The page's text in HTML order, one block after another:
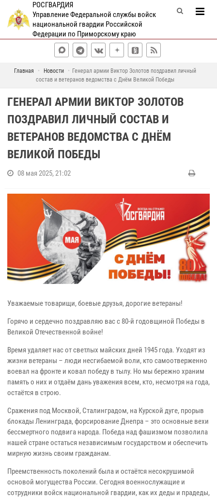
РОСГВАРДИЯ
Управление Федеральной службы войск
национальной гвардии Российской
Федерации по Приморскому краю
Главная Новости
Генерал армии Виктор Золотов поздравил личный
состав и ветеранов ведомства с Днём Великой Победы
ГЕНЕРАЛ АРМИИ ВИКТОР ЗОЛОТОВ
ПОЗДРАВИЛ ЛИЧНЫЙ СОСТАВ И
ВЕТЕРАНОВ ВЕДОМСТВА С ДНЁМ
ВЕЛИКОЙ ПОБЕДЫ
08 мая 2025, 21:02
Уважаемые товарищи, боевые друзья, дорогие ветераны!
Горячо и сердечно поздравляю вас с 80-й годовщиной Победы в
Великой Отечественной войне!
Время удаляет нас от светлых майских дней 1945 года. Уходят из
жизни ветераны – люди несгибаемой воли, кто самоотверженно
воевал на фронте и ковал победу в тылу. Но мы бережно храним
память о них и отдаём дань уважения всем, кто, несмотря на года,
остаётся в строю.
Сражения под Москвой, Сталинградом, на Курской дуге, прорыв
блокады Ленинграда, форсирование Днепра – это основные вехи
бессмертного подвига народа. Победа над фашизмом позволила
нашей стране остаться независимым государством и обеспечить
мирную жизнь своим гражданам.
Преемственность поколений была и остаётся несокрушимой
основой могущества России. Сегодня военнослужащие и
сотрудники войск национальной гвардии, как их деды и прадеды,